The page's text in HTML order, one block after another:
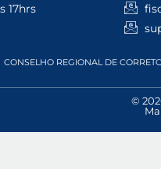
17hrs
CONSELHO REGIONAL DE
©